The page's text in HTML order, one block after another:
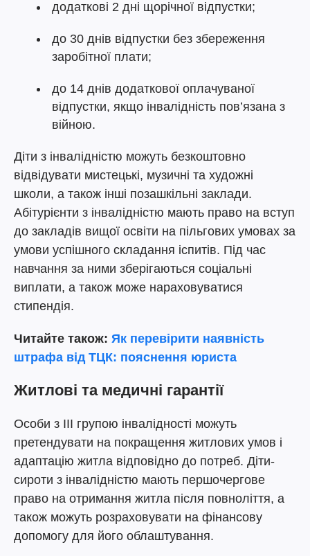
додаткові 2 дні щорічної відпустки;
до 30 днів відпустки без збереження
заробітної плати;
до 14 днів додаткової оплачуваної
відпустки, якщо інвалідність пов’язана з
війною.
Діти з інвалідністю можуть безкоштовно
відвідувати мистецькі, музичні та художні
школи, а також інші позашкільні заклади.
Абітурієнти з інвалідністю мають право на вступ
до закладів вищої освіти на пільгових умовах за
умови успішного складання іспитів. Під час
навчання за ними зберігаються соціальні
виплати, а також може нараховуватися
стипендія.
Читайте також: Як перевірити наявність
штрафа від ТЦК: пояснення юриста
Житлові та медичні гарантії
Особи з III групою інвалідності можуть
претендувати на покращення житлових умов і
адаптацію житла відповідно до потреб. Діти-
сироти з інвалідністю мають першочергове
право на отримання житла після повноліття, а
також можуть розраховувати на фінансову
допомогу для його облаштування.